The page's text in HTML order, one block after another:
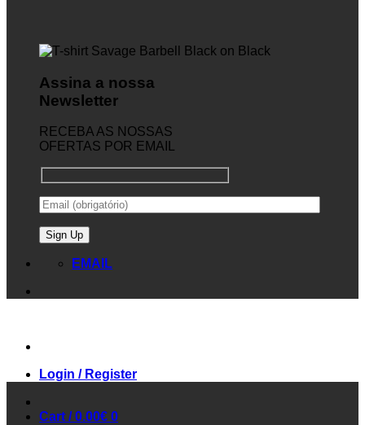
Assina a nossa
Newsletter
RECEBA AS NOSSAS
OFERTAS POR EMAIL
EMAIL
Login / Register
Cart /0.00€ 0